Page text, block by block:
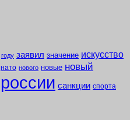
году заявил значение искусство
нато нового новые новый
россии санкции спорта